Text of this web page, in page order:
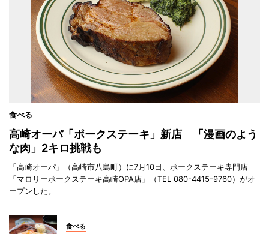
食べる
高崎オーパ「ポークステーキ」新店 「漫画のよう
な肉」2キロ挑戦も
「高崎オーパ」（高崎市八島町）に7月10日、ポークステーキ専門店
「マロリーポークステーキ高崎OPA店」（TEL 080-4415-9760）がオ
ープンした。
食べる